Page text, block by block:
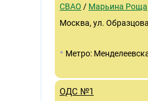
СВАО / Марьина Роща
Москва, ул.
• Метро:
ОДС №1